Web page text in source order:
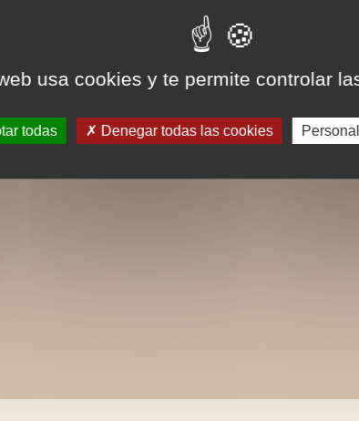
usa cookies y te permite controlar
todas Denegar todas las cookies